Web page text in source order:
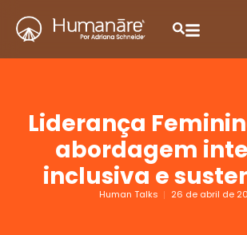
Liderança
abordagem
inclusiva e
Human Talks 26 de abril de